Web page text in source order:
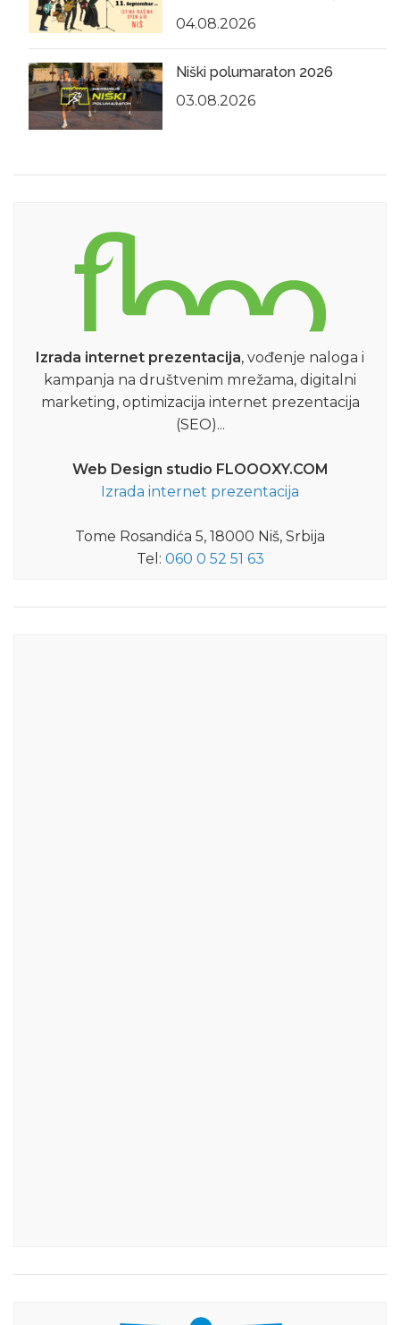
04.08.2026
Niški polumaraton 2026
03.08.2026
Izrada internet prezentacija, vođenje naloga i
kampanja na društvenim mrežama, digitalni
marketing, optimizacija internet prezentacija
(SEO)...
Web Design studio FLOOOXY.COM
Izrada internet prezentacija
Tome Rosandića 5, 18000 Niš, Srbija
Tel: 060 0 52 51 63